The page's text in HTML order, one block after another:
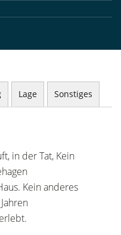
Lage Sonstiges
in der Tat, Kein
Kein anderes